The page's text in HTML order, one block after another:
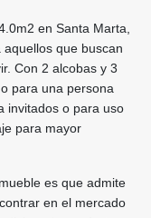
en Santa Marta,
que buscan
Con 2 alcobas y 3
para una persona
invitados o para uso
para mayor
es que admite
en el mercado